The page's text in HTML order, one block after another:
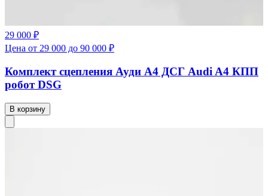
29 000 ₽
Цена от 29 000 до 90 000 ₽
Комплект сцепления Ауди А4 ДСГ Audi A4 КПП
робот DSG
В корзину